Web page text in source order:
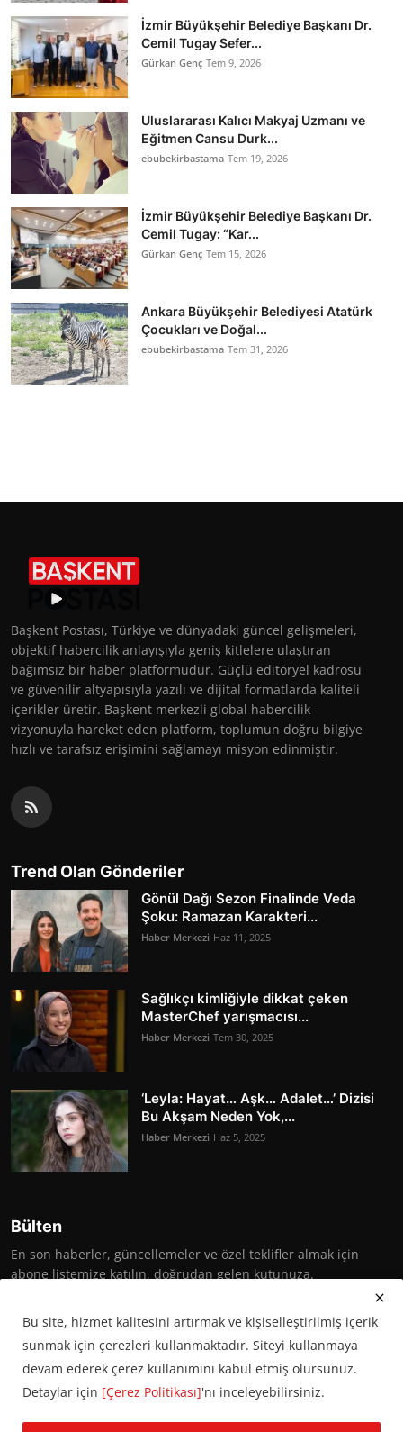
İzmir Büyükşehir Belediye Başkanı Dr.
Cemil Tugay Sefer...
Gürkan Genç Tem 9, 2026
Uluslararası Kalıcı Makyaj Uzmanı ve
Eğitmen Cansu Durk...
ebubekirbastama Tem 19, 2026
İzmir Büyükşehir Belediye Başkanı Dr.
Cemil Tugay: “Kar...
Gürkan Genç Tem 15, 2026
Ankara Büyükşehir Belediyesi Atatürk
Çocukları ve Doğal...
ebubekirbastama Tem 31, 2026
Başkent Postası, Türkiye ve dünyadaki güncel gelişmeleri,
objektif habercilik anlayışıyla geniş kitlelere ulaştıran
bağımsız bir haber platformudur. Güçlü editöryel kadrosu
ve güvenilir altyapısıyla yazılı ve dijital formatlarda kaliteli
içerikler üretir. Başkent merkezli global habercilik
vizyonuyla hareket eden platform, toplumun doğru bilgiye
hızlı ve tarafsız erişimini sağlamayı misyon edinmiştir.
Trend Olan Gönderiler
Gönül Dağı Sezon Finalinde Veda
Şoku: Ramazan Karakteri...
Haber Merkezi Haz 11, 2025
Sağlıkçı kimliğiyle dikkat çeken
MasterChef yarışmacısı...
Haber Merkezi Tem 30, 2025
‘Leyla: Hayat… Aşk… Adalet…’ Dizisi
Bu Akşam Neden Yok,...
Haber Merkezi Haz 5, 2025
Bülten
En son haberler, güncellemeler ve özel teklifler almak için
abone listemize katılın, doğrudan gelen kutunuza.
Abone Ol
Bu site, hizmet kalitesini artırmak ve kişiselleştirilmiş içerik
sunmak için çerezleri kullanmaktadır. Siteyi kullanmaya
devam ederek çerez kullanımını kabul etmiş olursunuz.
Detaylar için [Çerez Politikası]'nı inceleyebilirsiniz.